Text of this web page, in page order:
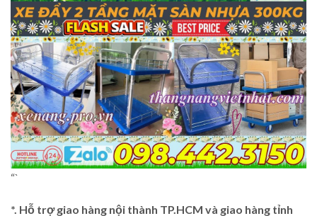
“`
*. Hỗ trợ giao hàng nội thành TP.HCM và giao hàng tỉnh